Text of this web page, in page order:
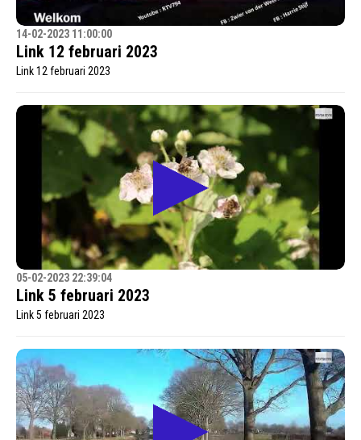
14-02-2023 11:00:00
Link 12 februari 2023
Link 12 februari 2023
05-02-2023 22:39:04
Link 5 februari 2023
Link 5 februari 2023